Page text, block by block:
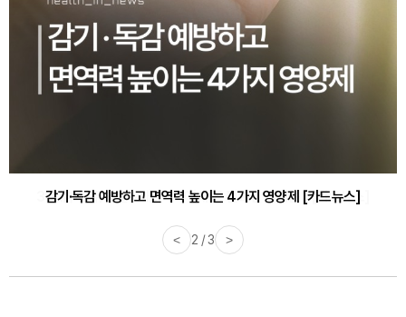
감기·독감 예방하고 면역력 높이는 4가지 영양제 [카드뉴스]
< 3 / 3 >